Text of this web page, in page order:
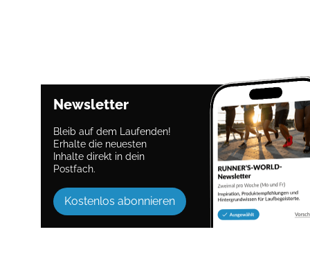
Newsletter
Bleib auf dem Laufenden!
Erhalte die neuesten
Inhalte direkt in dein
Postfach.
Kostenlos abonnieren